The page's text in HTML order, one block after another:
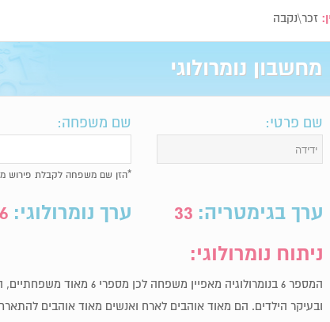
זכר\נקבה
מחשבון נומרולוגי
שם פרטי: שם משפחה:
*הזן שם משפחה לקבלת פירוש
ערך בגימטריה: 33 ערך נומרולוגי: 6
ניתוח נומרולוגי:
המספר 6 בנומרולוגיה מאפיין
ובעיקר הילדים. הם מאוד אוהבים לארח ואנשים מאוד אוהבים